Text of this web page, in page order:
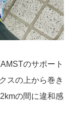
のサポート
スの上から巻き
の間に違和感